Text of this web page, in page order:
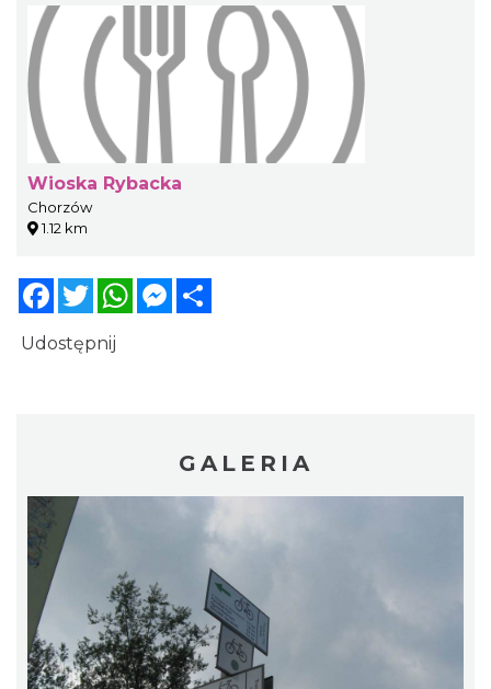
Wioska Rybacka
Chorzów
1.12 km
FacebookTwitterWhatsAppMessenger
Udostępnij
GALERIA